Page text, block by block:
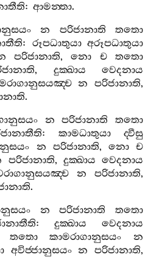
: ආමන‍්තා.
න පරිජානාති
තතො
: රූපධාතුයා අරූපධාතුයා
පරිජානාති,නො ච
තතො
, දුක‍්ඛාය
වෙදනාය
න පරිජානාති,
.
න පරිජානාති
තතො
: කාමධාතුයා
ද‍්වීසු
න පරිජානාති, නො ච
පරිජානාති, දුක‍්ඛාය වෙදනාය
න පරිජානාති,
.
න පරිජානාති
තතො
:දුක‍්ඛාය
වෙදනාය
තතො කාමරාගානුසයං
න
අවිජ‍්ජානුසයං න පරිජානාති,